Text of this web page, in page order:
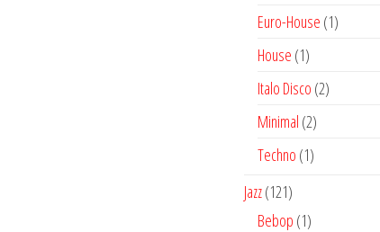
productos
Euro-House 11
House 11
producto
Italo Disco 22
Minimal 22
productos
Techno 11
Jazz 121121
productos
Bebop 11